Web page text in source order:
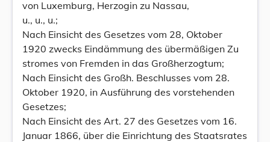
von Luxemburg, Herzogin zu Nassau,
u., u., u.;
Nach Einsicht des Gesetzes vom 28, Oktober
1920 zwecks Eindämmung des übermäßigen Zu
stromes von Fremden in das Großherzogtum;
Nach Einsicht des Großh. Beschlusses vom 28.
Oktober 1920, in Ausführung des vorstehenden
Gesetzes;
Nach Einsicht des Art. 27 des Gesetzes vom 16.
Januar 1866, über die Einrichtung des Staatsrates